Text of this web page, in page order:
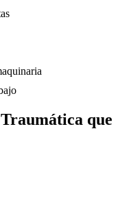
que